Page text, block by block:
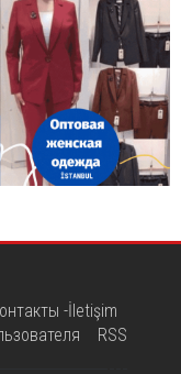
-İletişim
RSS